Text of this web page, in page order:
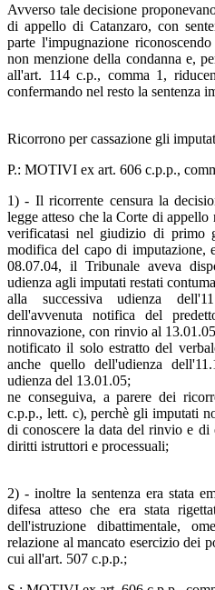
Avverso tale decisione
di appello di Catanzaro, con
parte l'impugnazione
non menzione della condanna e,
all'art. 114 c.p., comma 1,
confermando nel resto la sentenza
Ricorrono per cassazione gli
P.: MOTIVI ex art. 606 c.p.p.,
1) - Il ricorrente censura la
legge atteso che la Corte di
verificatasi nel giudizio di primo
modifica del capo di imputazione,
08.07.04, il Tribunale aveva
udienza agli imputati restati
alla successiva udienza
dell'avvenuta notifica del
rinnovazione, con rinvio al
notificato il solo estratto del
anche quello dell'udienza
udienza del 13.01.05;
ne conseguiva, a parere dei
c.p.p., lett. c), perchè gli imputati
di conoscere la data del rinvio e di
diritti istruttori e processuali;
2) - inoltre la sentenza era stata
difesa atteso che era stata
dell'istruzione dibattimentale,
relazione al mancato esercizio dei
cui all'art. 507 c.p.p.;